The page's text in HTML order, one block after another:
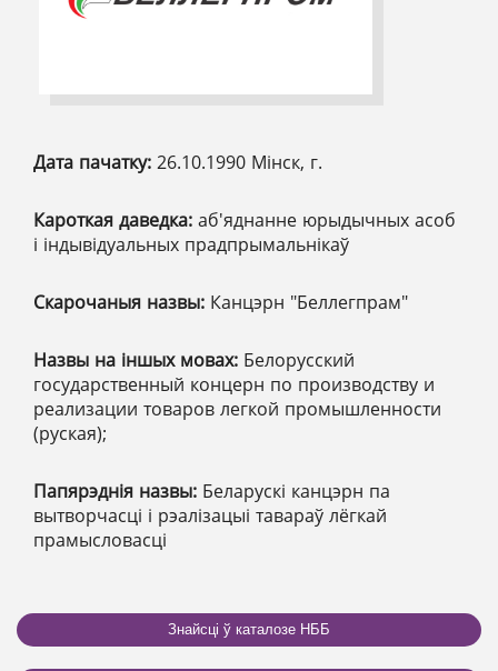
Дата пачатку: 26.10.1990 Мінск, г.
Кароткая даведка: аб'яднанне юрыдычных асоб
і індывідуальных прадпрымальнікаў
Скарочаныя назвы: Канцэрн "Беллегпрам"
Назвы на іншых мовах: Белорусский
государственный концерн по производству и
реализации товаров легкой промышленности
(руская);
Папярэднія назвы: Беларускі канцэрн па
вытворчасці і рэалізацыі тавараў лёгкай
прамысловасці
Знайсці ў каталозе НББ